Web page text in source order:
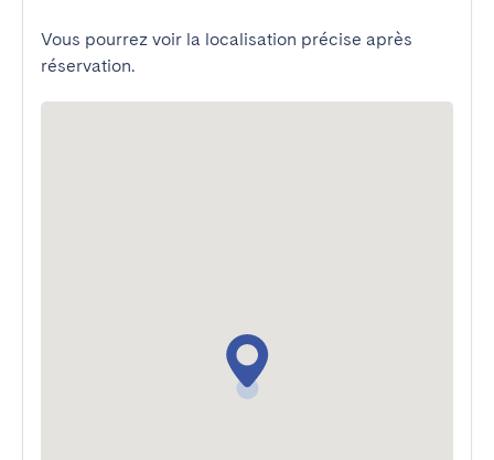
Vous pourrez voir la localisation précise après
réservation.